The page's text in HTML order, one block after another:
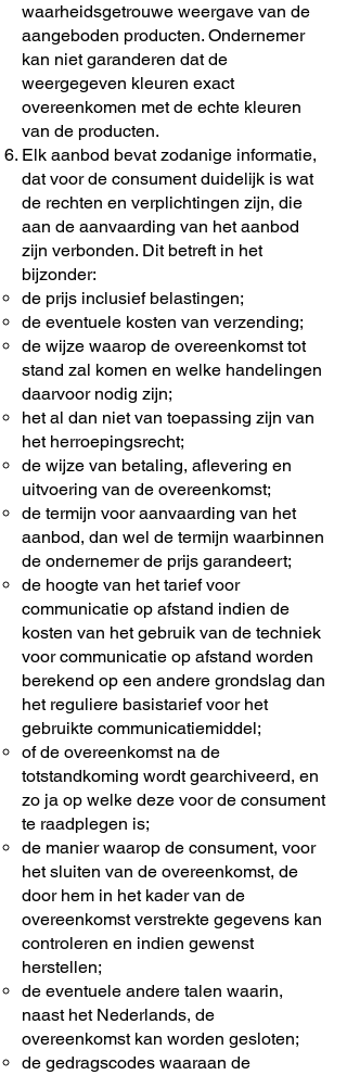
waarheidsgetrouwe weergave van de
aangeboden producten. Ondernemer
kan niet garanderen dat de
weergegeven kleuren exact
overeenkomen met de echte kleuren
van de producten.
Elk aanbod bevat zodanige informatie,
dat voor de consument duidelijk is wat
de rechten en verplichtingen zijn, die
aan de aanvaarding van het aanbod
zijn verbonden. Dit betreft in het
bijzonder:
de prijs inclusief belastingen;
de eventuele kosten van verzending;
de wijze waarop de overeenkomst tot
stand zal komen en welke handelingen
daarvoor nodig zijn;
het al dan niet van toepassing zijn van
het herroepingsrecht;
de wijze van betaling, aflevering en
uitvoering van de overeenkomst;
de termijn voor aanvaarding van het
aanbod, dan wel de termijn waarbinnen
de ondernemer de prijs garandeert;
de hoogte van het tarief voor
communicatie op afstand indien de
kosten van het gebruik van de techniek
voor communicatie op afstand worden
berekend op een andere grondslag dan
het reguliere basistarief voor het
gebruikte communicatiemiddel;
of de overeenkomst na de
totstandkoming wordt gearchiveerd, en
zo ja op welke deze voor de consument
te raadplegen is;
de manier waarop de consument, voor
het sluiten van de overeenkomst, de
door hem in het kader van de
overeenkomst verstrekte gegevens kan
controleren en indien gewenst
herstellen;
de eventuele andere talen waarin,
naast het Nederlands, de
overeenkomst kan worden gesloten;
de gedragscodes waaraan de